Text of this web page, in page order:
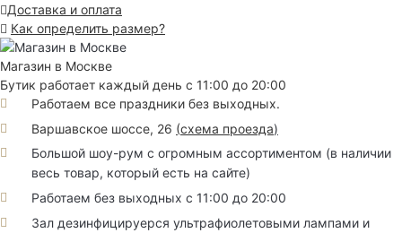
Доставка и оплата
Как определить размер?
Магазин в Москве
Бутик работает каждый день с 11:00 до 20:00
Работаем все праздники без выходных.
Варшавское шоссе, 26 (схема проезда)
Большой шоу-рум с огромным ассортиментом (в наличии
весь товар, который есть на сайте)
Работаем без выходных с 11:00 до 20:00
Зал дезинфицируерся ультрафиолетовыми лампами и